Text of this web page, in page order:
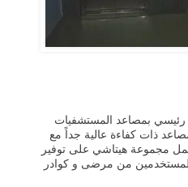
بمصاعد المستشفيات
ذات كفاءة عالية جداً مع
مجموعة هيتاشي على توفير
من مرضى و كوادر